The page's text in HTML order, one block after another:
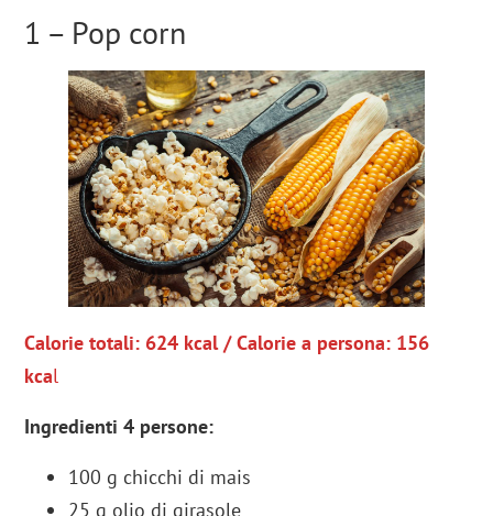
1 – Pop corn
Calorie totali: 624 kcal / Calorie a persona: 156
kcal
Ingredienti 4 persone:
100 g chicchi di mais
25 g olio di girasole